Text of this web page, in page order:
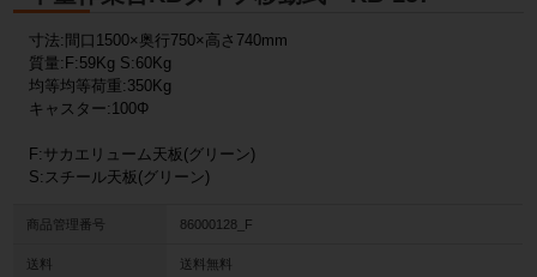
寸法:間口1500×奥行750×高さ740mm
質量:F:59Kg S:60Kg
均等均等荷重:350Kg
キャスター:100Φ
F:サカエリューム天板(グリーン)
S:スチール天板(グリーン)
商品管理番号 86000128_F
送料 送料無料